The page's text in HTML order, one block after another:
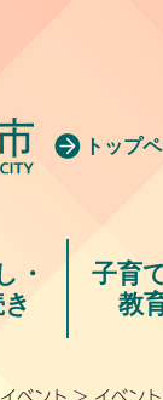
トップ
・
子育
教